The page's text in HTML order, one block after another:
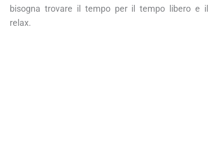
bisogna trovare il tempo per il tempo libero e il
relax.